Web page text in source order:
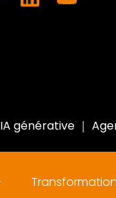
IA générative ｜